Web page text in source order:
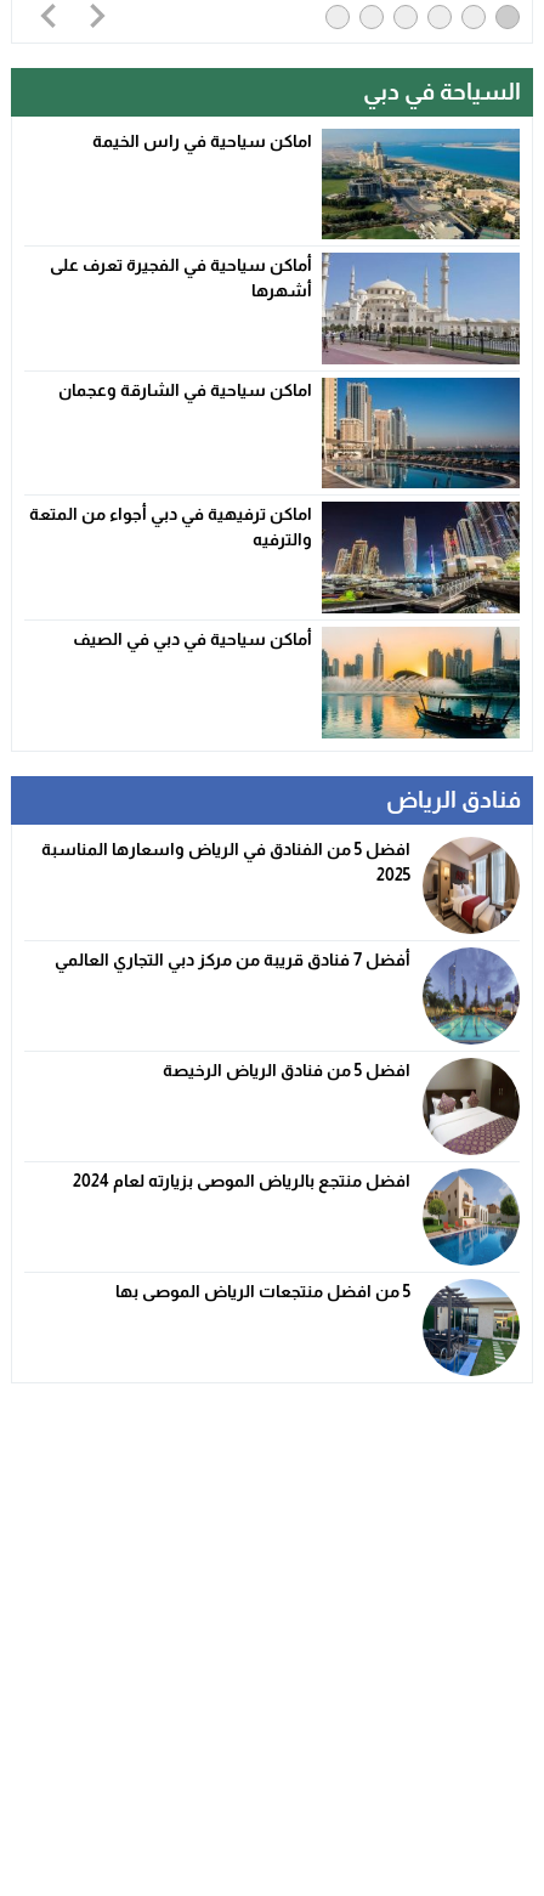
السياحة في دبي
اماكن سياحية في راس الخيمة
أماكن سياحية في الفجيرة تعرف على
أشهرها
اماكن سياحية في الشارقة وعجمان
اماكن ترفيهية في دبي أجواء من المتعة
والترفيه
أماكن سياحية في دبي في الصيف
فنادق الرياض
افضل 5 من الفنادق في الرياض واسعارها المناسبة
2025
أفضل 7 فنادق قريبة من مركز دبي التجاري العالمي
افضل 5 من فنادق الرياض الرخيصة
افضل منتجع بالرياض الموصى بزيارته لعام 2024
5 من افضل منتجعات الرياض الموصى بها